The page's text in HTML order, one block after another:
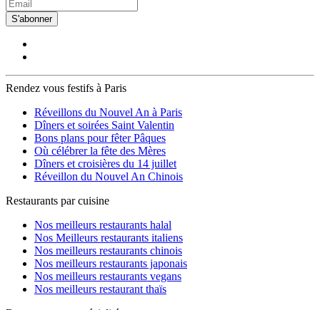
S'abonner
Rendez vous festifs à Paris
Réveillons du Nouvel An à Paris
Dîners et soirées Saint Valentin
Bons plans pour fêter Pâques
Où célébrer la fête des Mères
Dîners et croisières du 14 juillet
Réveillon du Nouvel An Chinois
Restaurants par cuisine
Nos meilleurs restaurants halal
Nos Meilleurs restaurants italiens
Nos meilleurs restaurants chinois
Nos meilleurs restaurants japonais
Nos meilleurs restaurants vegans
Nos meilleurs restaurant thaïs